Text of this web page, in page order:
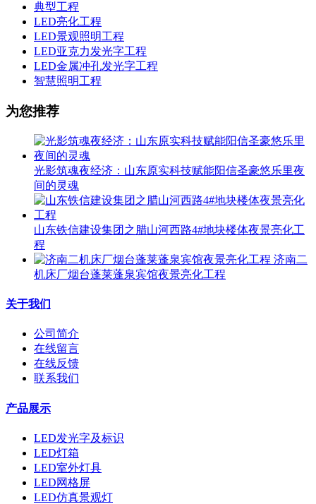
典型工程
LED亮化工程
LED景观照明工程
LED亚克力发光字工程
LED金属冲孔发光字工程
智慧照明工程
为您推荐
光影筑魂夜经济：山东原实科技赋能阳信圣豪悠乐里夜
间的灵魂
山东铁信建设集团之腊山河西路4#地块楼体夜景亮化工
程
济南二
机床厂烟台蓬莱蓬泉宾馆夜景亮化工程
关于我们
公司简介
在线留言
在线反馈
联系我们
产品展示
LED发光字及标识
LED灯箱
LED室外灯具
LED网格屏
LED仿真景观灯